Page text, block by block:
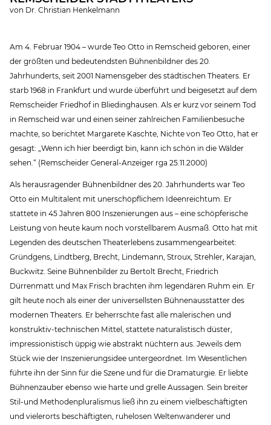
von Dr. Christian Henkelmann
Am 4. Februar 1904 – wurde Teo Otto in Remscheid geboren, einer
der größten und bedeutendsten Bühnenbildner des 20.
Jahrhunderts, seit 2001 Namensgeber des städtischen Theaters. Er
starb 1968 in Frankfurt und wurde überführt und beigesetzt auf dem
Remscheider Friedhof in Bliedinghausen. Als er kurz vor seinem Tod
in Remscheid war und einen seiner zahlreichen Familienbesuche
machte, so berichtet Margarete Kaschte, Nichte von Teo Otto, hat er
gesagt: „Wenn ich hier beerdigt bin, kann ich schön in die Wälder
sehen.“ (Remscheider General-Anzeiger rga 25.11.2000)
Als herausragender Bühnenbildner des 20. Jahrhunderts war Teo
Otto ein Multitalent mit unerschöpflichem Ideenreichtum. Er
stattete in 45 Jahren 800 Inszenierungen aus – eine schöpferische
Leistung von heute kaum noch vorstellbarem Ausmaß. Otto hat mit
Legenden des deutschen Theaterlebens zusammengearbeitet:
Gründgens, Lindtberg, Brecht, Lindemann, Stroux, Strehler, Karajan,
Buckwitz. Seine Bühnenbilder zu Bertolt Brecht, Friedrich
Dürrenmatt und Max Frisch brachten ihm legendären Ruhm ein. Er
gilt heute noch als einer der universellsten Bühnenausstatter des
modernen Theaters. Er beherrschte fast alle malerischen und
konstruktiv-technischen Mittel, stattete naturalistisch düster,
impressionistisch üppig wie abstrakt nüchtern aus. Jeweils dem
Stück wie der Inszenierungsidee untergeordnet. Im Wesentlichen
führte ihn der Sinn für die Szene und für die Dramaturgie. Er liebte
Bühnenzauber ebenso wie harte und grelle Aussagen. Sein breiter
Stil-und Methodenpluralismus ließ ihn zu einem vielbeschäftigten
und vielerorts beschäftigten, ruhelosen Weltenwanderer und